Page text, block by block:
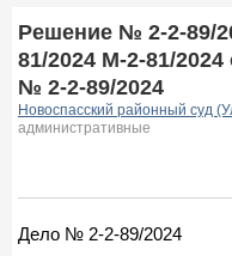
Решение № 2-2-89/
81/2024 М-2-81/2024
№ 2-2-89/2024
Новоспасский районный суд
административные
Дело № 2-2-89/2024